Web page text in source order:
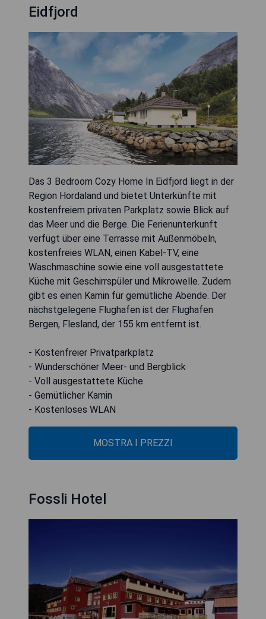
Eidfjord
Das 3 Bedroom Cozy Home In Eidfjord liegt in der
Region Hordaland und bietet Unterkünfte mit
kostenfreiem privaten Parkplatz sowie Blick auf
das Meer und die Berge. Die Ferienunterkunft
verfügt über eine Terrasse mit Außenmöbeln,
kostenfreies WLAN, einen Kabel-TV, eine
Waschmaschine sowie eine voll ausgestattete
Küche mit Geschirrspüler und Mikrowelle. Zudem
gibt es einen Kamin für gemütliche Abende. Der
nächstgelegene Flughafen ist der Flughafen
Bergen, Flesland, der 155 km entfernt ist.
- Kostenfreier Privatparkplatz
- Wunderschöner Meer- und Bergblick
- Voll ausgestattete Küche
- Gemütlicher Kamin
- Kostenloses WLAN
MOSTRA I PREZZI
Fossli Hotel